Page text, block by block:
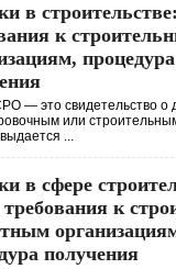
в
к
процедура
— это свидетельство о
или
...
в сфере
к
получения